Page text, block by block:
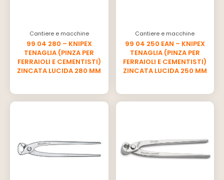
Cantiere e macchine
99 04 280 – KNIPEX
TENAGLIA (PINZA PER
FERRAIOLI E CEMENTISTI)
ZINCATA LUCIDA 280 MM
Cantiere e macchine
99 04 250 EAN – KNIPEX
TENAGLIA (PINZA PER
FERRAIOLI E CEMENTISTI)
ZINCATA LUCIDA 250 MM